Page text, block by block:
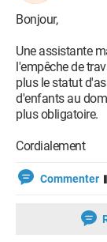
Bonjour,
Une assistante
l'empêche de
plus le statut
d'enfants au
plus obligatoire.
Cordialement
Commenter